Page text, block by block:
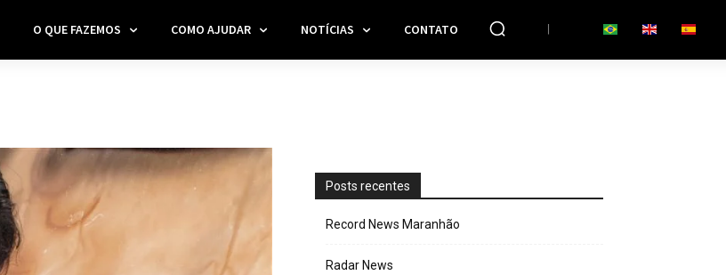
O QUE FAZEMOS COMO AJUDAR NOTÍCIAS CONTATO
Posts recentes
Record News Maranhão
Radar News